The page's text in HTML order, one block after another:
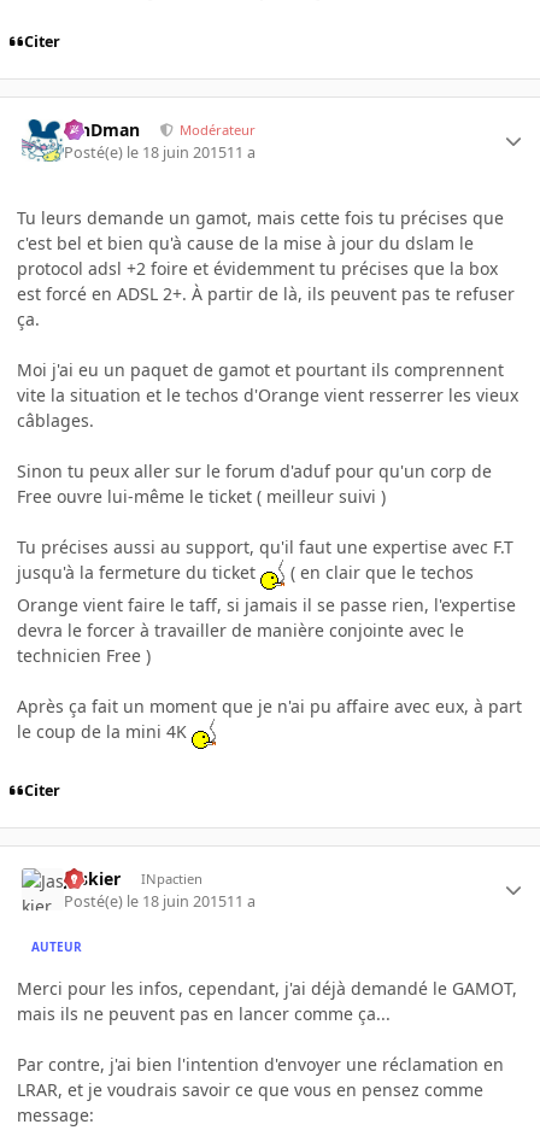
Citer
RinDman Modérateur
Posté(e) le 18 juin 201511 a
Tu leurs demande un gamot, mais cette fois tu précises que
c'est bel et bien qu'à cause de la mise à jour du dslam le
protocol adsl +2 foire et évidemment tu précises que la box
est forcé en ADSL 2+. À partir de là, ils peuvent pas te refuser
ça.
Moi j'ai eu un paquet de gamot et pourtant ils comprennent
vite la situation et le techos d'Orange vient resserrer les vieux
câblages.
Sinon tu peux aller sur le forum d'aduf pour qu'un corp de
Free ouvre lui-même le ticket ( meilleur suivi )
Tu précises aussi au support, qu'il faut une expertise avec F.T
jusqu'à la fermeture du ticket
( en clair que le techos
Orange vient faire le taff, si jamais il se passe rien, l'expertise
devra le forcer à travailler de manière conjointe avec le
technicien Free )
Après ça fait un moment que je n'ai pu affaire avec eux, à part
le coup de la mini 4K
Citer
Jaskier INpactien
Posté(e) le 18 juin 201511 a
AUTEUR
Merci pour les infos, cependant, j'ai déjà demandé le GAMOT,
mais ils ne peuvent pas en lancer comme ça...
Par contre, j'ai bien l'intention d'envoyer une réclamation en
LRAR, et je voudrais savoir ce que vous en pensez comme
message: